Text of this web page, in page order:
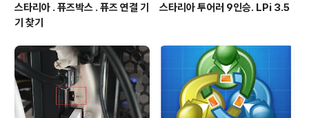
스타리아 . 퓨즈박스 . 퓨즈 연결 기
기 찾기
스타리아 투어러 9인승. LPi 3.5